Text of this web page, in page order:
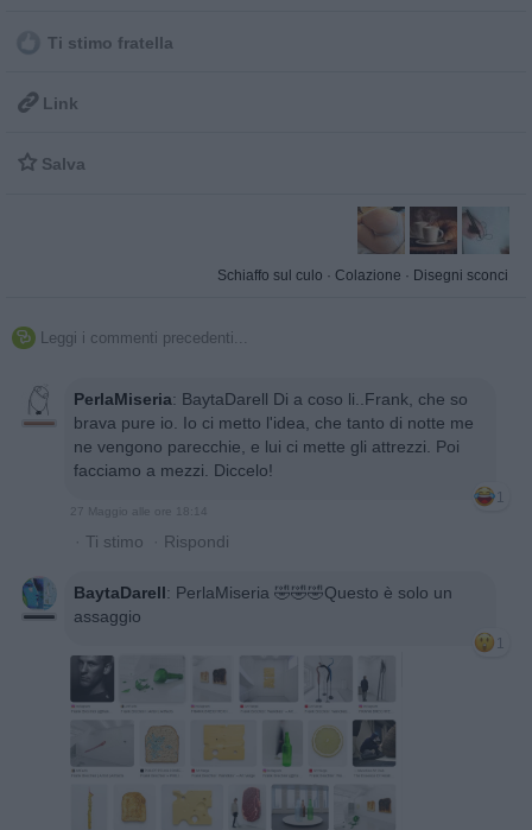
Ti stimo fratella
 Link
 Salva
Schiaffo sul culo · Colazione · Disegni sconci
 Leggi i commenti precedenti...
PerlaMiseria: BaytaDarell Di a coso li..Frank, che so
brava pure io. Io ci metto l'idea, che tanto di notte me
ne vengono parecchie, e lui ci mette gli attrezzi. Poi
facciamo a mezzi. Diccelo!
1
27 Maggio alle ore 18:14
· Ti stimo · Rispondi
BaytaDarell: PerlaMiseria 🤣🤣🤣Questo è solo un
assaggio
1